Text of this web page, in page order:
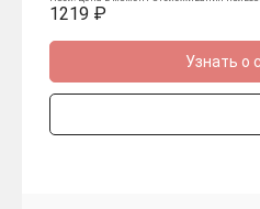
1219 ₽
Узнать о